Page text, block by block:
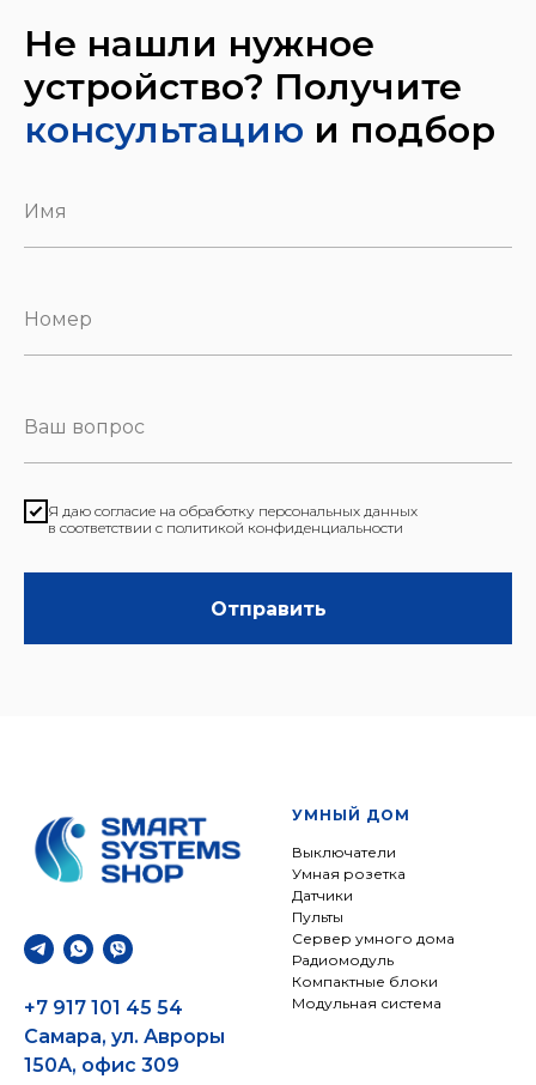
Не нашли нужное
устройство? Получите
консультацию и подбор
Я даю согласие на обработку персональных данных
в соответствии с политикой конфиденциальности
Отправить
+7 917 101 45 54
Самара, ул. Авроры
150А, офис 309
УМНЫЙ ДОМ
Выключатели
Умная розетка
Датчики
Пульты
Сервер умного дома
Радиомодуль
Компактные блоки
Модульная система